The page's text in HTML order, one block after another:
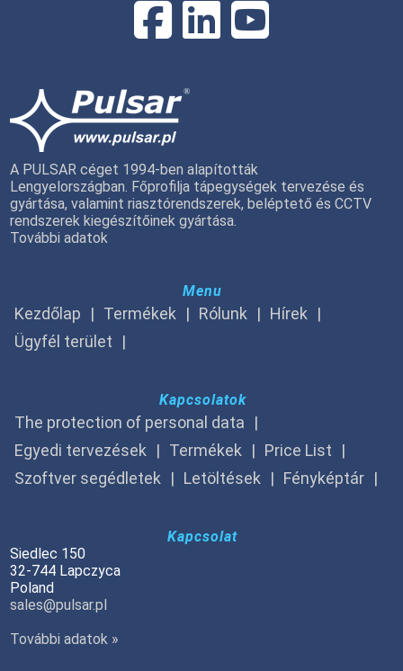
A PULSAR céget 1994-ben alapították
Lengyelországban. Főprofilja tápegységek tervezése és
gyártása, valamint riasztórendszerek, beléptető és CCTV
rendszerek kiegészítőinek gyártása.
További adatok
Menu
Kezdőlap Termékek Rólunk
Hírek
Ügyfél terület
Kapcsolatok
The protection of personal data
Egyedi tervezések
Termékek
Price List
Szoftver segédletek
Letöltések Fényképtár
Kapcsolat
Siedlec 150
32-744 Lapczyca
Poland
sales@pulsar.pl
További adatok »